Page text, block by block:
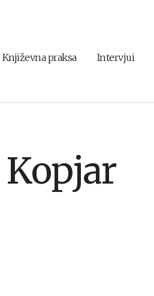
Književna praksa Intervjui